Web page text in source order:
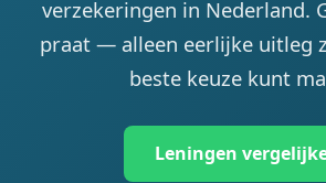
verzekeringen in Nederland.
praat — alleen eerlijke uitleg
beste keuze kunt
Leningen